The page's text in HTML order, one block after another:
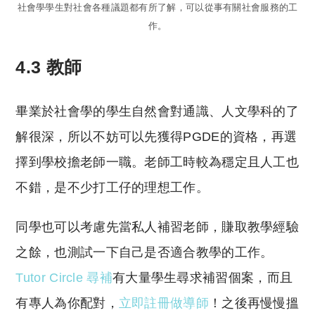
社會學學生對社會各種議題都有所了解，可以從事有關社會服務的工
作。
4.3 教師
畢業於社會學的學生自然會對通識、人文學科的了
解很深，所以不妨可以先獲得PGDE的資格，再選
擇到學校擔老師一職。老師工時較為穩定且人工也
不錯，是不少打工仔的理想工作。
同學也可以考慮先當私人補習老師，賺取教學經驗
之餘，也測試一下自己是否適合教學的工作。
Tutor Circle 尋補有大量學生尋求補習個案，而且
有專人為你配對， 立即註冊做導師 ！之後再慢慢搵